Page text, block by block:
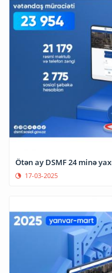
Ötən ay DSMF 24 minə
17-03-2025